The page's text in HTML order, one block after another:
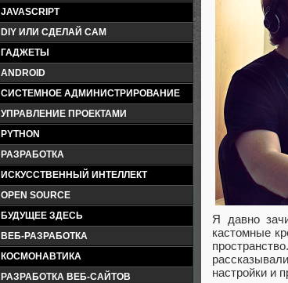
JAVASCRIPT
DIY ИЛИ СДЕЛАЙ САМ
ГАДЖЕТЫ
ANDROID
СИСТЕМНОЕ АДМИНИСТРИРОВАНИЕ
УПРАВЛЕНИЕ ПРОЕКТАМИ
PYTHON
РАЗРАБОТКА
ИСКУССТВЕННЫЙ ИНТЕЛЛЕКТ
OPEN SOURCE
БУДУЩЕЕ ЗДЕСЬ
ВЕБ-РАЗРАБОТКА
КОСМОНАВТИКА
РАЗРАБОТКА ВЕБ-САЙТОВ
Я давно
кастомные
настройки и